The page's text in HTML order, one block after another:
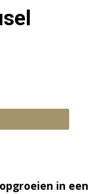
in een